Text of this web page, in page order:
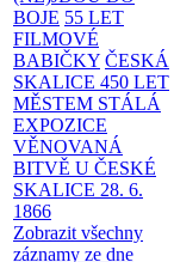
BOJE 55 LET
FILMOVÉ
BABIČKY ČESKÁ
SKALICE 450 LET
MĚSTEM STÁLÁ
EXPOZICE
VĚNOVANÁ
BITVĚ U ČESKÉ
SKALICE 28. 6.
1866
Zobrazit všechny
záznamy ze dne